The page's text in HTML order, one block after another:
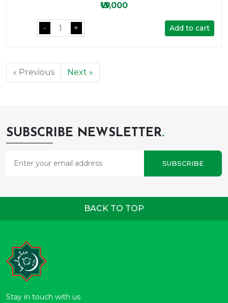
₩13,000
- + Add to cart
« Previous Next »
SUBSCRIBE NEWSLETTER.
SUBSCRIBE
BACK TO TOP
Stay in touch with us